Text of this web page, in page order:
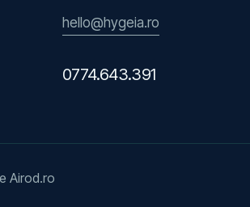
hello@hygeia.ro
0774.643.391
Airod.ro